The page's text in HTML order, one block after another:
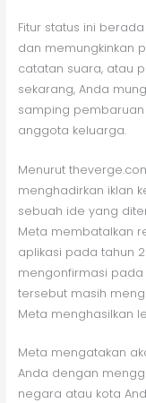
Fitur status ini
dan memungkinkan
catatan suara, atau
sekarang, Anda
samping
anggota keluarga.
Menurut
menghadirkan iklan
sebuah ide yang
Meta membatalkan
aplikasi pada tahun
mengonfirmasi
tersebut masih
Meta menghasilkan
Meta mengatakan
Anda dengan
negara atau kota